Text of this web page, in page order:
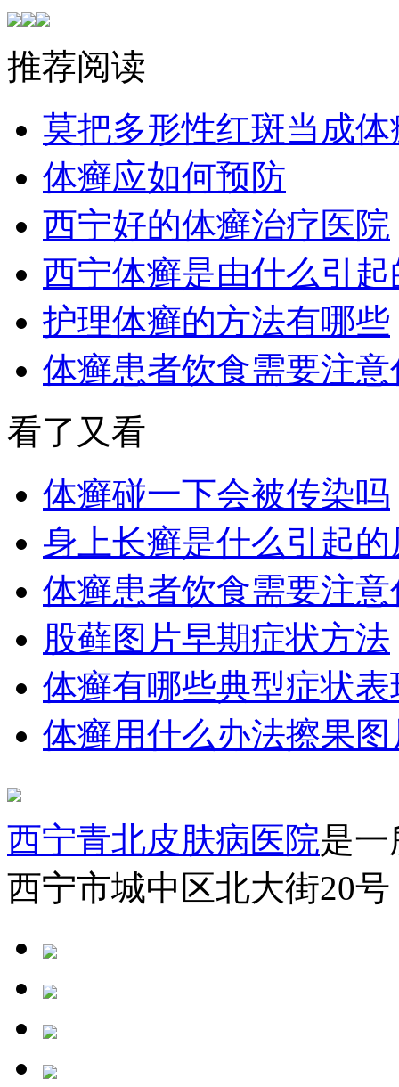
推荐阅读
莫把多形性红斑当成体
体癣应如何预防
西宁好的体癣治疗医院
西宁体癣是由什么引起
护理体癣的方法有哪些
体癣患者饮食需要注意
看了又看
体癣碰一下会被传染吗
身上长癣是什么引起的
体癣患者饮食需要注意
股藓图片早期症状方法
体癣有哪些典型症状
体癣用什么办法擦果图
西宁青北皮肤病医院是
西宁市城中区北大街20